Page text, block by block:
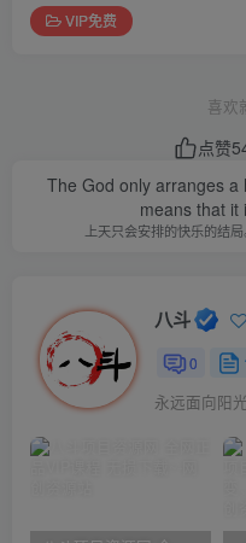
VIP免费
喜欢
点赞
The God only arranges a
means that it
上天只会安排的快乐的结
八斗
0
永远面向阳